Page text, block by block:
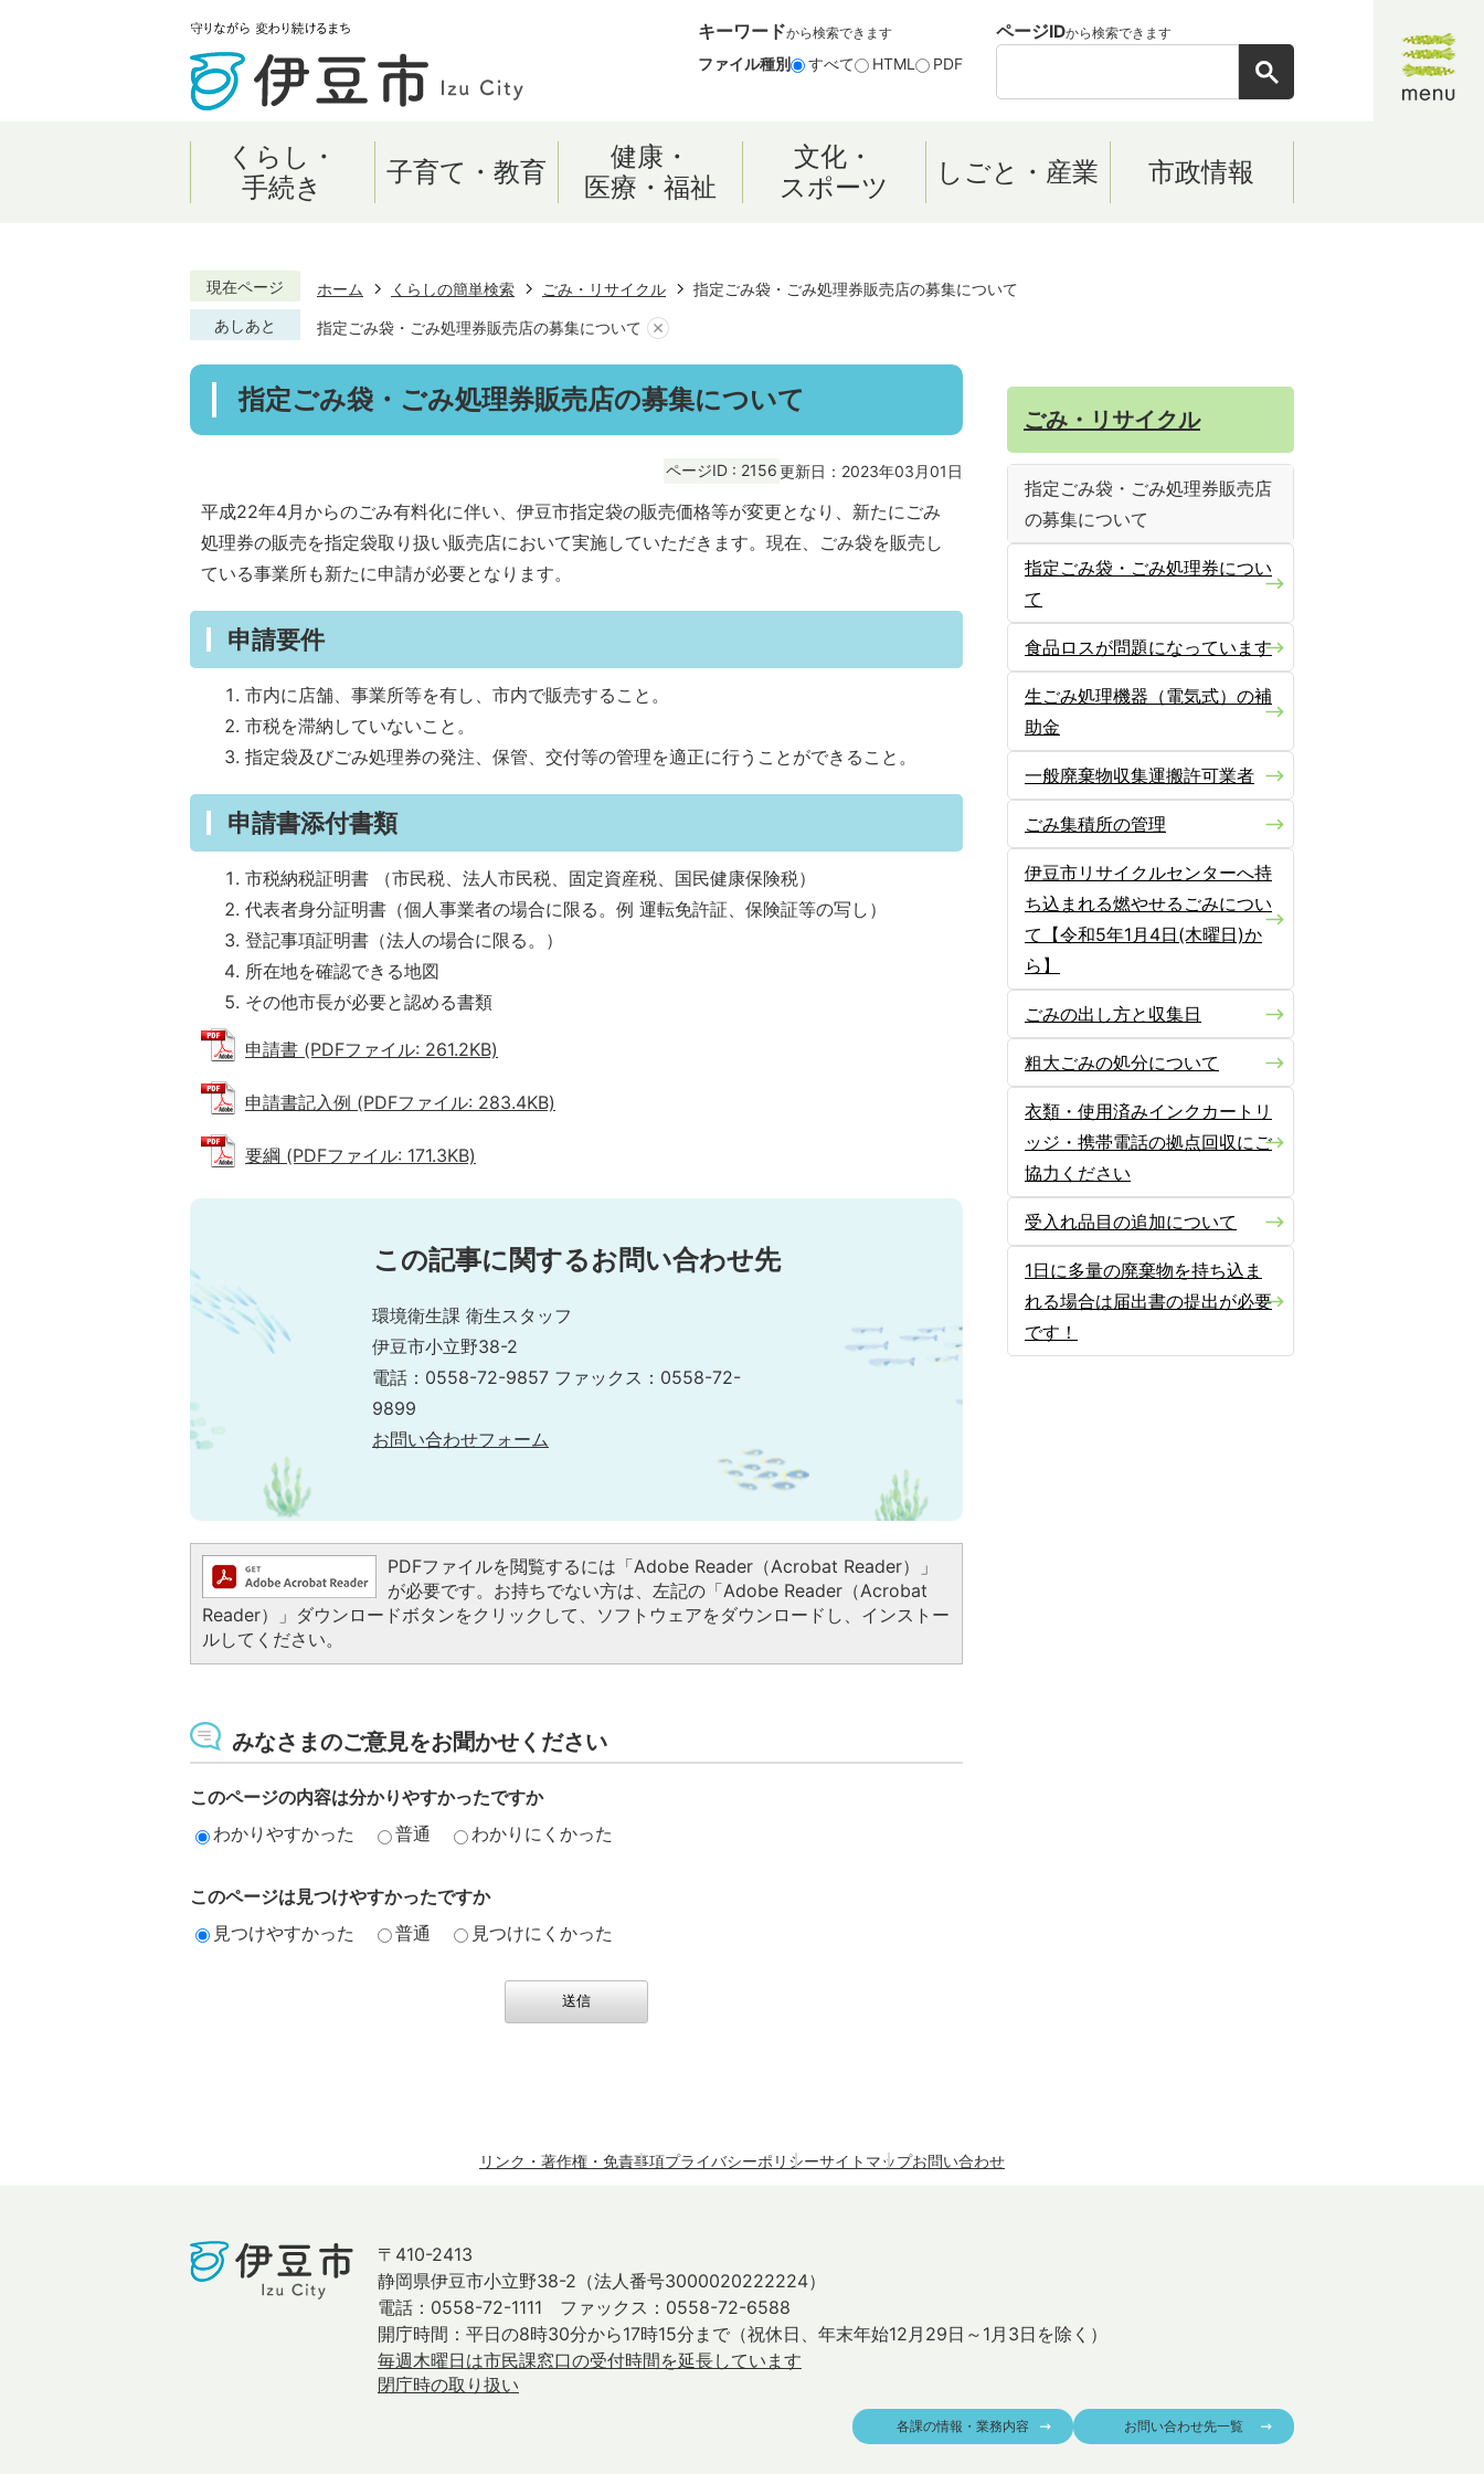
キーワードから検索できます
ファイル種別 すべて HTML PDF
ページIDから検索できます
くらし・
手続き
子育て・教育
健康・
医療・福祉
文化・
スポーツ
しごと・産業 市政情報
現在ページ ホーム くらしの簡単検索 ごみ・リサイクル
指定ごみ袋・ごみ処理券販売店の募集について
あしあと
指定ごみ袋・ごみ処理券販売店の募集について
指定ごみ袋・ごみ処理券販売店の募集について
ページID : 2156更新日：2023年03月01日
平成22年4月からのごみ有料化に伴い、伊豆市指定袋の販売価格等が変更となり、新たにごみ
処理券の販売を指定袋取り扱い販売店において実施していただきます。現在、ごみ袋を販売し
ている事業所も新たに申請が必要となります。
申請要件
市内に店舗、事業所等を有し、市内で販売すること。
市税を滞納していないこと。
指定袋及びごみ処理券の発注、保管、交付等の管理を適正に行うことができること。
申請書添付書類
市税納税証明書 （市民税、法人市民税、固定資産税、国民健康保険税）
代表者身分証明書（個人事業者の場合に限る。例 運転免許証、保険証等の写し）
登記事項証明書（法人の場合に限る。）
所在地を確認できる地図
その他市長が必要と認める書類
申請書 (PDFファイル: 261.2KB)
申請書記入例 (PDFファイル: 283.4KB)
要綱 (PDFファイル: 171.3KB)
この記事に関するお問い合わせ先
環境衛生課 衛生スタッフ
伊豆市小立野38-2
電話：0558-72-9857 ファックス：0558-72-
9899
お問い合わせフォーム
PDFファイルを閲覧するには「Adobe Reader（Acrobat Reader）」
が必要です。お持ちでない方は、左記の「Adobe Reader（Acrobat
Reader）」ダウンロードボタンをクリックして、ソフトウェアをダウンロードし、インストー
ルしてください。
みなさまのご意見をお聞かせください
このページの内容は分かりやすかったですか
わかりやすかった
普通 わかりにくかった
このページは見つけやすかったですか
見つけやすかった
普通 見つけにくかった
ごみ・リサイクル
指定ごみ袋・ごみ処理券販売店
の募集について
指定ごみ袋・ごみ処理券につい
て
食品ロスが問題になっています
生ごみ処理機器（電気式）の補
助金
一般廃棄物収集運搬許可業者
ごみ集積所の管理
伊豆市リサイクルセンターへ持
ち込まれる燃やせるごみについ
て【令和5年1月4日(木曜日)か
ら】
ごみの出し方と収集日
粗大ごみの処分について
衣類・使用済みインクカートリ
ッジ・携帯電話の拠点回収にご
協力ください
受入れ品目の追加について
1日に多量の廃棄物を持ち込ま
れる場合は届出書の提出が必要
です！
リンク・著作権・免責事項プライバシーポリシーサイトマップお問い合わせ
〒410-2413
静岡県伊豆市小立野38-2 （法人番号3000020222224）
電話：0558-72-1111 ファックス：0558-72-6588
開庁時間：平日の8時30分から17時15分まで （祝休日、年末年始12月29日～1月3日を除く）
毎週木曜日は市民課窓口の受付時間を延長しています
閉庁時の取り扱い
各課の情報・業務内容 お問い合わせ先一覧